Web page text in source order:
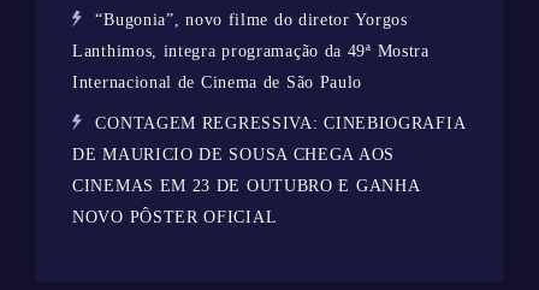
“Bugonia”, novo filme do diretor Yorgos
Lanthimos, integra programação da 49ª Mostra
Internacional de Cinema de São Paulo
CONTAGEM REGRESSIVA: CINEBIOGRAFIA
DE MAURICIO DE SOUSA CHEGA AOS
CINEMAS EM 23 DE OUTUBRO E GANHA
NOVO PÔSTER OFICIAL